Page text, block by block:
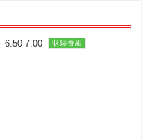
6:50-7:00 収録番組